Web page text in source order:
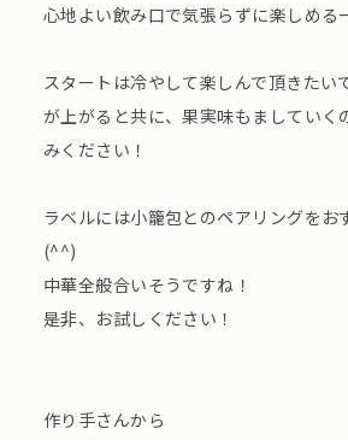
心地よい飲み口で気張らずに楽しめる
スタートは冷やして楽しんで頂きたい
が上がると共に、果実味もましていく
みください！
ラベルには小籠包とのペアリングをお
(^^)
中華全般合いそうですね！
是非、お試しください！
作り手さんから